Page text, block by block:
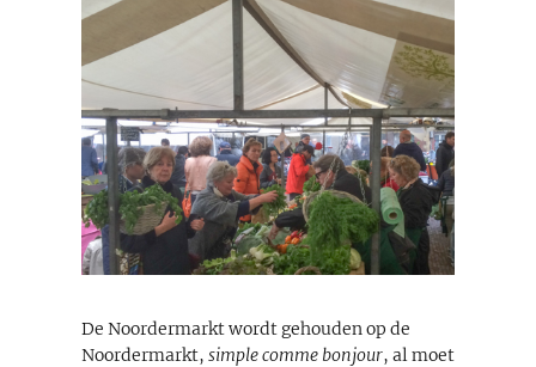
De Noordermarkt wordt gehouden op de
Noordermarkt, simple comme bonjour, al moet